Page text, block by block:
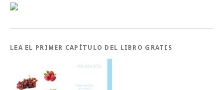
LEA EL PRIMER CAPÍTULO DEL LIBRO GRATIS